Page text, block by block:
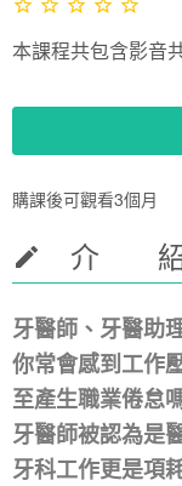
本課程共包含影音
購課後可觀看3個月
介
牙醫師、牙醫助
你常會感到工作
至產生職業倦怠
牙醫師被認為是
牙科工作更是項